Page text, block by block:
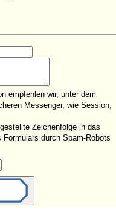
empfehlen wir, unter dem
Messenger, wie Session,
Zeichenfolge in das
durch Spam-Robots